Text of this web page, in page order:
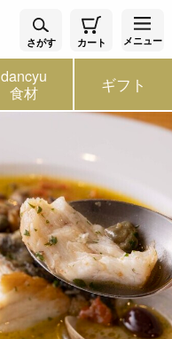
さがす カート メニュー
dancyu
食材 ギフト